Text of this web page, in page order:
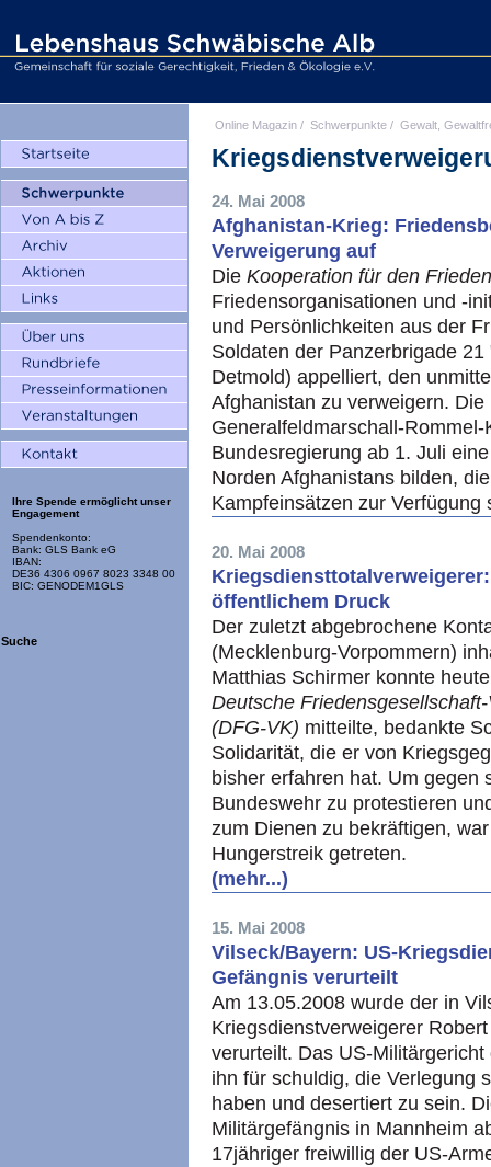
Ihre Spende ermöglicht unser
Engagement
Spendenkonto:
Bank: GLS Bank eG
IBAN:
DE36 4306 0967 8023 3348 00
BIC: GENODEM1GLS
Suche
Online Magazin / Schwerpunkte / Gewalt,
24. Mai 2008
Afghanistan-Krieg:
Verweigerung auf
Die Kooperation für den Frieden
Friedensorganisationen und -
und Persönlichkeiten aus der
Soldaten der Panzerbrigade
Detmold) appelliert, den
Afghanistan zu verweigern.
Generalfeldmarschall-
Bundesregierung ab 1. Juli
Norden Afghanistans bilden,
Kampfeinsätzen zur Verfügung
20. Mai 2008
öffentlichem Druck
Der zuletzt abgebrochene
(Mecklenburg-Vorpommern)
Matthias Schirmer konnte
Deutsche
(DFG-VK) mitteilte, bedankte
Solidarität, die er von
bisher erfahren hat. Um gegen
Bundeswehr zu protestieren
zum Dienen zu bekräftigen,
Hungerstreik getreten.
(mehr...)
15. Mai 2008
Vilseck/Bayern: US-
Gefängnis verurteilt
Am 13.05.2008 wurde der in
Kriegsdienstverweigerer
verurteilt. Das US-
ihn für schuldig, die Verlegung
haben und desertiert zu sein.
Militärgefängnis in Mannheim
17jähriger freiwillig der US-